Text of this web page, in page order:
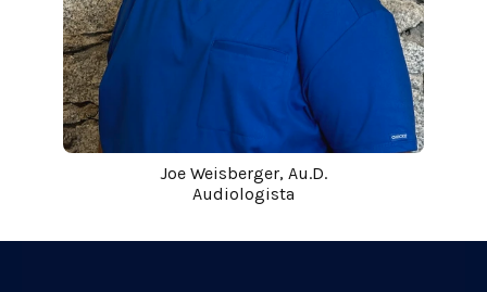
Joe Weisberger, Au.D.
Audiologista